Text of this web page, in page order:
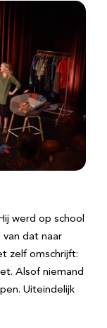
werd op school
dat naar
zelf omschrijft:
Alsof niemand
Uiteindelijk